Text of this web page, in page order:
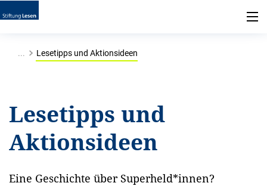
... Lesetipps und Aktionsideen
Lesetipps und
Aktionsideen
Eine Geschichte über Superheld*innen?